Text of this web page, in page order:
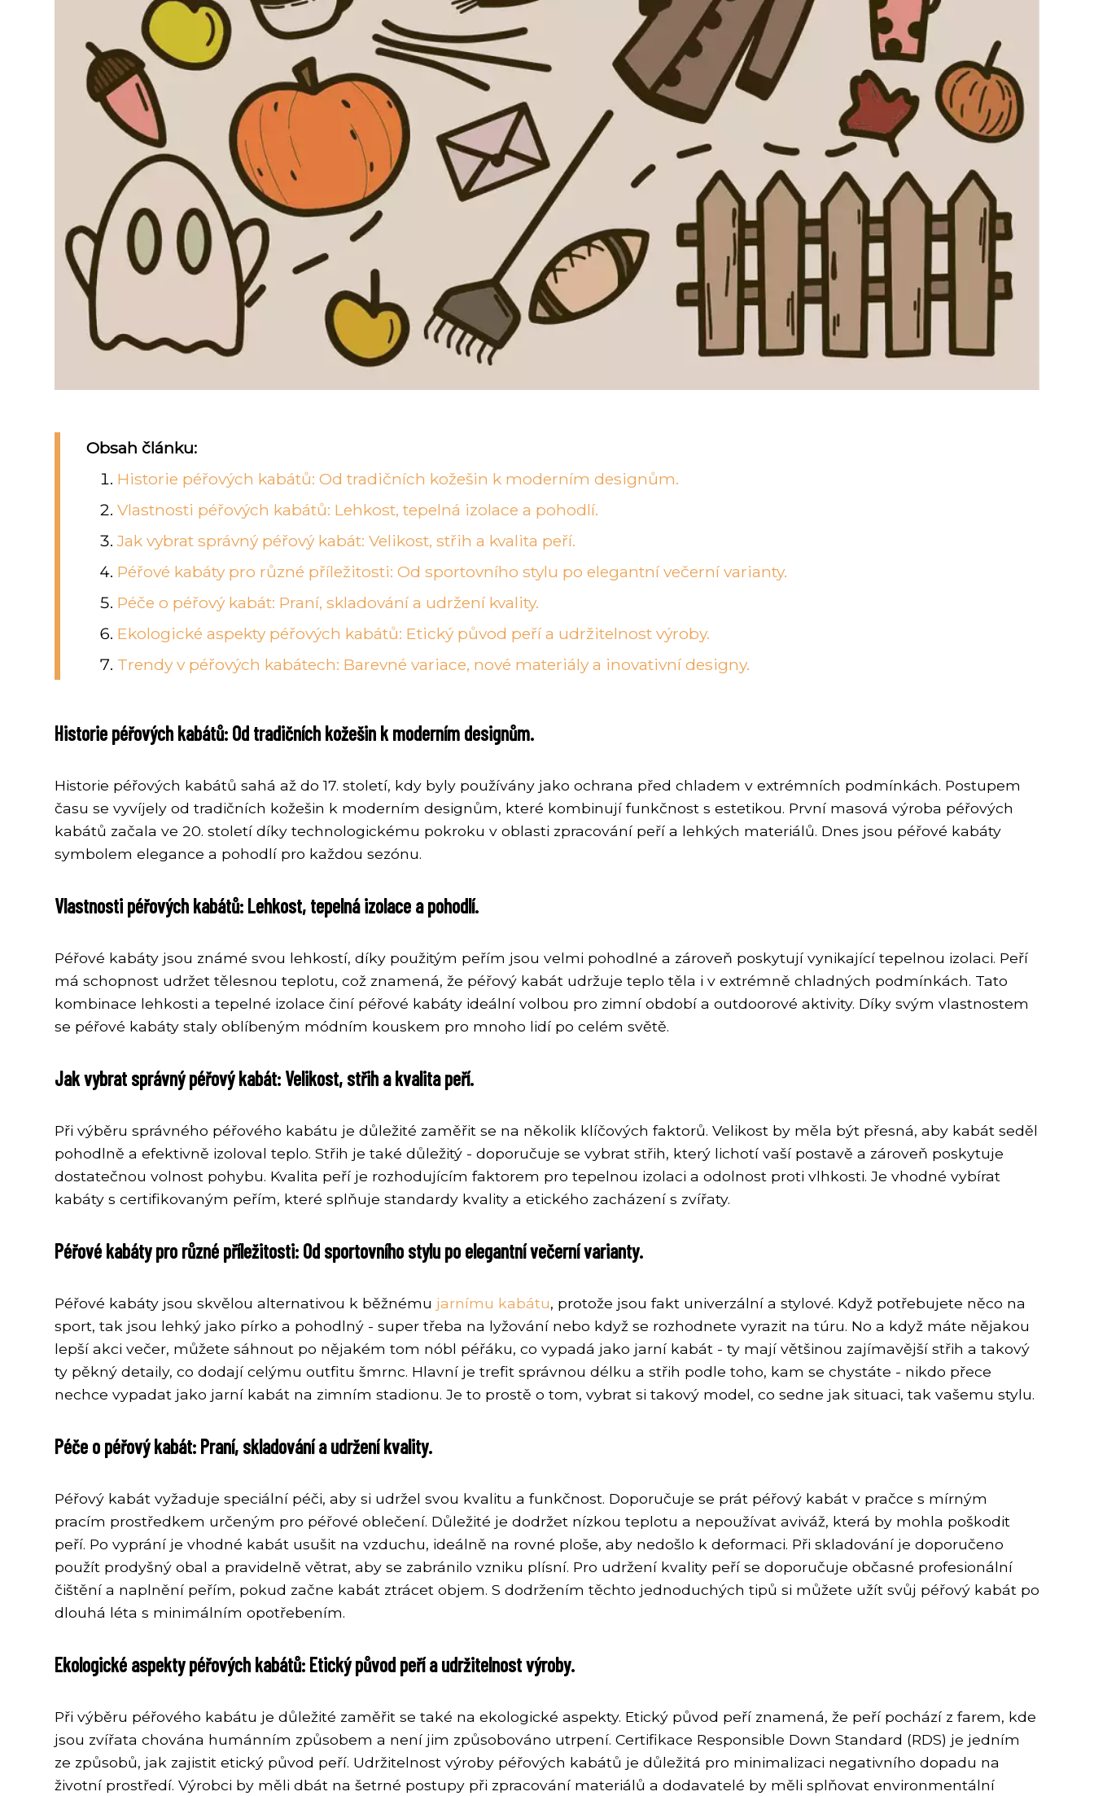
Obsah článku:
Historie péřových kabátů: Od tradičních kožešin k moderním designům.
Vlastnosti péřových kabátů: Lehkost, tepelná izolace a pohodlí.
Jak vybrat správný péřový kabát: Velikost, střih a kvalita peří.
Péřové kabáty pro různé příležitosti: Od sportovního stylu po elegantní večerní varianty.
Péče o péřový kabát: Praní, skladování a udržení kvality.
Ekologické aspekty péřových kabátů: Etický původ peří a udržitelnost výroby.
Trendy v péřových kabátech: Barevné variace, nové materiály a inovativní designy.
Historie péřových kabátů: Od tradičních kožešin k moderním designům.
Historie péřových kabátů sahá až do 17. století, kdy byly používány jako ochrana před chladem v extrémních podmínkách. Postupem
času se vyvíjely od tradičních kožešin k moderním designům, které kombinují funkčnost s estetikou. První masová výroba péřových
kabátů začala ve 20. století díky technologickému pokroku v oblasti zpracování peří a lehkých materiálů. Dnes jsou péřové kabáty
symbolem elegance a pohodlí pro každou sezónu.
Vlastnosti péřových kabátů: Lehkost, tepelná izolace a pohodlí.
Péřové kabáty jsou známé svou lehkostí, díky použitým peřím jsou velmi pohodlné a zároveň poskytují vynikající tepelnou izolaci. Peří
má schopnost udržet tělesnou teplotu, což znamená, že péřový kabát udržuje teplo těla i v extrémně chladných podmínkách. Tato
kombinace lehkosti a tepelné izolace činí péřové kabáty ideální volbou pro zimní období a outdoorové aktivity. Díky svým vlastnostem
se péřové kabáty staly oblíbeným módním kouskem pro mnoho lidí po celém světě.
Jak vybrat správný péřový kabát: Velikost, střih a kvalita peří.
Při výběru správného péřového kabátu je důležité zaměřit se na několik klíčových faktorů. Velikost by měla být přesná, aby kabát seděl
pohodlně a efektivně izoloval teplo. Střih je také důležitý - doporučuje se vybrat střih, který lichotí vaší postavě a zároveň poskytuje
dostatečnou volnost pohybu. Kvalita peří je rozhodujícím faktorem pro tepelnou izolaci a odolnost proti vlhkosti. Je vhodné vybírat
kabáty s certifikovaným peřím, které splňuje standardy kvality a etického zacházení s zvířaty.
Péřové kabáty pro různé příležitosti: Od sportovního stylu po elegantní večerní varianty.
Péřové kabáty jsou skvělou alternativou k běžnému jarnímu kabátu, protože jsou fakt univerzální a stylové. Když potřebujete něco na
sport, tak jsou lehký jako pírko a pohodlný - super třeba na lyžování nebo když se rozhodnete vyrazit na túru. No a když máte nějakou
lepší akci večer, můžete sáhnout po nějakém tom nóbl péřáku, co vypadá jako jarní kabát - ty mají většinou zajímavější střih a takový
ty pěkný detaily, co dodají celýmu outfitu šmrnc. Hlavní je trefit správnou délku a střih podle toho, kam se chystáte - nikdo přece
nechce vypadat jako jarní kabát na zimním stadionu. Je to prostě o tom, vybrat si takový model, co sedne jak situaci, tak vašemu stylu.
Péče o péřový kabát: Praní, skladování a udržení kvality.
Péřový kabát vyžaduje speciální péči, aby si udržel svou kvalitu a funkčnost. Doporučuje se prát péřový kabát v pračce s mírným
pracím prostředkem určeným pro péřové oblečení. Důležité je dodržet nízkou teplotu a nepoužívat aviváž, která by mohla poškodit
peří. Po vyprání je vhodné kabát usušit na vzduchu, ideálně na rovné ploše, aby nedošlo k deformaci. Při skladování je doporučeno
použít prodyšný obal a pravidelně větrat, aby se zabránilo vzniku plísní. Pro udržení kvality peří se doporučuje občasné profesionální
čištění a naplnění peřím, pokud začne kabát ztrácet objem. S dodržením těchto jednoduchých tipů si můžete užít svůj péřový kabát po
dlouhá léta s minimálním opotřebením.
Ekologické aspekty péřových kabátů: Etický původ peří a udržitelnost výroby.
Při výběru péřového kabátu je důležité zaměřit se také na ekologické aspekty. Etický původ peří znamená, že peří pochází z farem, kde
jsou zvířata chována humánním způsobem a není jim způsobováno utrpení. Certifikace Responsible Down Standard (RDS) je jedním
ze způsobů, jak zajistit etický původ peří. Udržitelnost výroby péřových kabátů je důležitá pro minimalizaci negativního dopadu na
životní prostředí. Výrobci by měli dbát na šetrné postupy při zpracování materiálů a dodavatelé by měli splňovat environmentální